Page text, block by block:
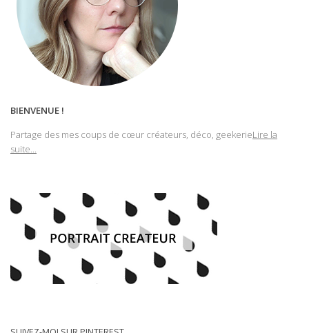
BIENVENUE !
Partage des mes coups de cœur créateurs, déco, geekerieLire la
suite...